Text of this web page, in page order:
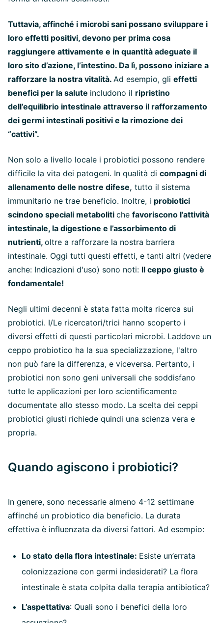
Tuttavia, affinché i microbi sani possano sviluppare i
loro effetti positivi, devono per prima cosa
raggiungere attivamente e in quantità adeguate il
loro sito d’azione, l’intestino. Da lì, possono iniziare a
rafforzare la nostra vitalità. Ad esempio, gli effetti
benefici per la salute includono il ripristino
dell’equilibrio intestinale attraverso il rafforzamento
dei germi intestinali positivi e la rimozione dei
“cattivi”.
Non solo a livello locale i probiotici possono rendere
difficile la vita dei patogeni. In qualità di compagni di
allenamento delle nostre difese, tutto il sistema
immunitario ne trae beneficio. Inoltre, i probiotici
scindono speciali metaboliti che favoriscono l’attività
intestinale, la digestione e l’assorbimento di
nutrienti, oltre a rafforzare la nostra barriera
intestinale. Oggi tutti questi effetti, e tanti altri (vedere
anche: Indicazioni d'uso) sono noti: Il ceppo giusto è
fondamentale!
Negli ultimi decenni è stata fatta molta ricerca sui
probiotici. I/Le ricercatori/trici hanno scoperto i
diversi effetti di questi particolari microbi. Laddove un
ceppo probiotico ha la sua specializzazione, l'altro
non può fare la differenza, e viceversa. Pertanto, i
probiotici non sono geni universali che soddisfano
tutte le applicazioni per loro scientificamente
documentate allo stesso modo. La scelta dei ceppi
probiotici giusti richiede quindi una scienza vera e
propria.
Quando agiscono i probiotici?
In genere, sono necessarie almeno 4-12 settimane
affinché un probiotico dia beneficio. La durata
effettiva è influenzata da diversi fattori. Ad esempio:
Lo stato della flora intestinale: Esiste un’errata
colonizzazione con germi indesiderati? La flora
intestinale è stata colpita dalla terapia antibiotica?
L’aspettativa: Quali sono i benefici della loro